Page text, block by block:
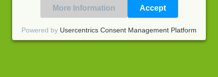
More Information Accept
Powered by Usercentrics Consent Management Platform